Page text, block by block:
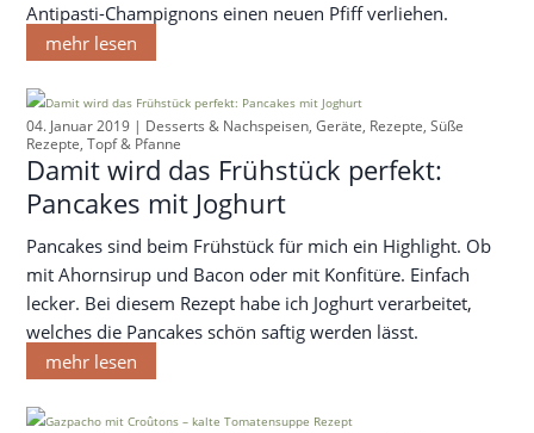
Antipasti-Champignons einen neuen Pfiff verliehen.
mehr lesen
04. Januar 2019 | Desserts & Nachspeisen, Geräte, Rezepte, Süße
Rezepte, Topf & Pfanne
Damit wird das Frühstück perfekt:
Pancakes mit Joghurt
Pancakes sind beim Frühstück für mich ein Highlight. Ob
mit Ahornsirup und Bacon oder mit Konfitüre. Einfach
lecker. Bei diesem Rezept habe ich Joghurt verarbeitet,
welches die Pancakes schön saftig werden lässt.
mehr lesen